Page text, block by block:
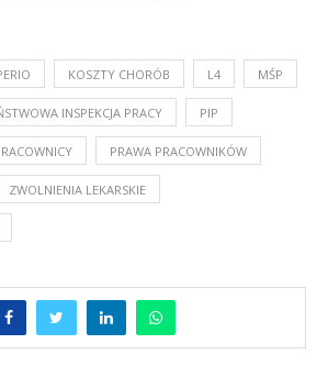
KOSZTY CHORÓB L4 MŚP
INSPEKCJA PRACY PIP
PRAWA PRACOWNIKÓW
ZWOLNIENIA LEKARSKIE